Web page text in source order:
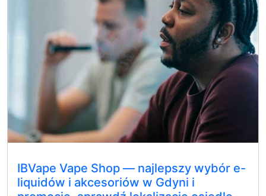
IBVape Vape Shop — najlepszy wybór e-
liquidów i akcesoriów w Gdyni i